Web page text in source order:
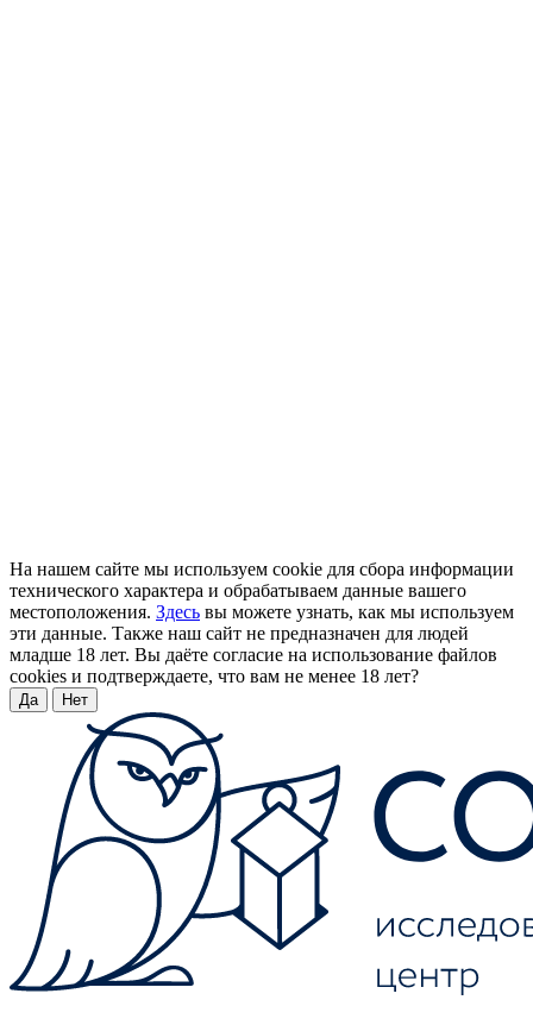
На нашем сайте мы используем cookie для сбора информации
технического характера и обрабатываем данные вашего
местоположения. Здесь вы можете узнать, как мы используем
эти данные. Также наш сайт не предназначен для людей
младше 18 лет. Вы даёте согласие на использование файлов
cookies и подтверждаете, что вам не менее 18 лет?
Да Нет